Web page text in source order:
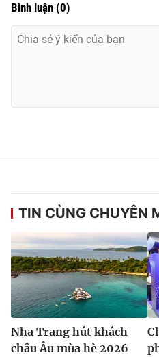
Bình luận (0)
TIN CÙNG CHUYÊN
Nha Trang hút khách
châu Âu mùa hè 2026